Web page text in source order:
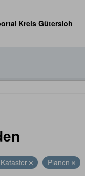
Kreis Gütersloh
Planen